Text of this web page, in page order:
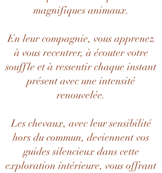
magnifiques animaux.
En leur compagnie, vous apprenez
à vous recentrer, à écouter votre
souffle et à ressentir chaque instant
présent avec une intensité
renouvelée.
Les chevaux, avec leur sensibilité
hors du commun, deviennent vos
guides silencieux dans cette
exploration intérieure, vous offrant